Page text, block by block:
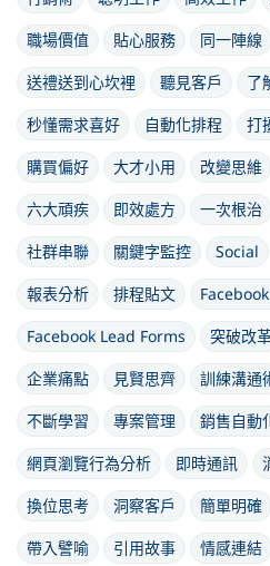
職場價值
貼心服務 同一陣線
送禮送到心坎裡
聽見客戶 了
秒懂需求喜好
自動化排程 打
購買偏好
大才小用 改變思維
六大頑疾
即效處方 一次根治
社群串聯
關鍵字監控 Social
報表分析
排程貼文
Facebook Lead Forms
突破改
企業痛點
見賢思齊 訓練溝通
不斷學習
專案管理 銷售自動
網頁瀏覽行為分析
即時通訊
換位思考
洞察客戶 簡單明確
帶入譬喻
引用故事 情感連結